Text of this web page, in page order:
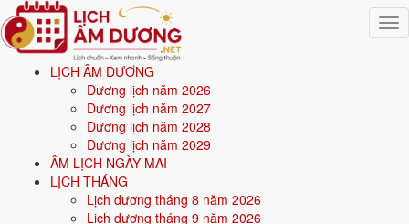
LỊCH ÂM DƯƠNG
Dương lịch năm 2026
Dương lịch năm 2027
Dương lịch năm 2028
Dương lịch năm 2029
ÂM LỊCH NGÀY MAI
LỊCH THÁNG
Lịch dương tháng 8 năm 2026
Lịch dương tháng 9 năm 2026
Trang chủ
Mệnh ngũ hành
Sinh năm 2024
Sinh năm2024mệnh gì? Giáp Thìn Phúc Đăng Hỏa -